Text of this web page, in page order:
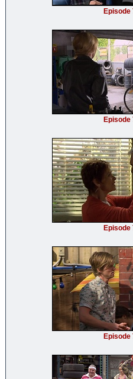
Episode
Episode
Episode
Episode